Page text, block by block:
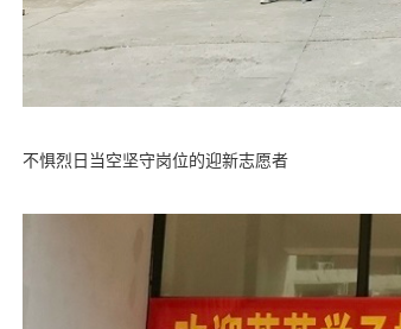
不惧烈日当空坚守岗位的迎新志愿者